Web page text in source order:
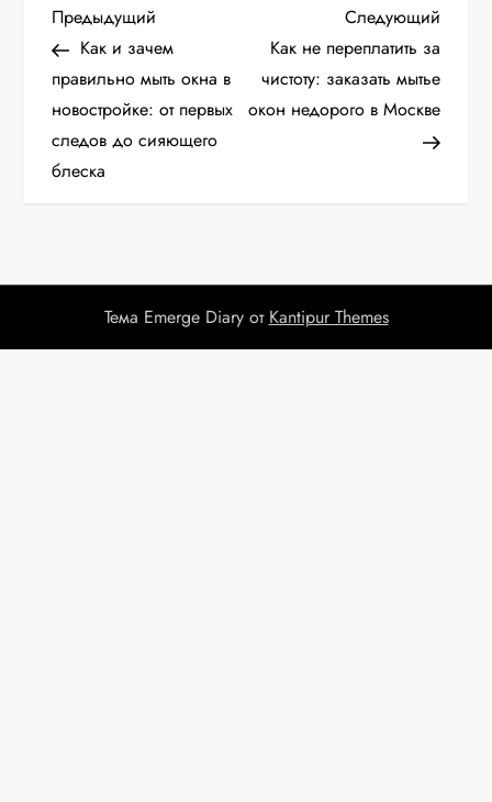
Н
а
в
и
и
Предыдущая
запись
Предыдущий
Как и зачем
правильно мыть окна в
новостройке: от первых
следов до сияющего
блеска
запись
Следующий
Как не переплатить за
чистоту: заказать мытье
окон недорого в Москве
Тема Emerge Diary от Kantipur Themes